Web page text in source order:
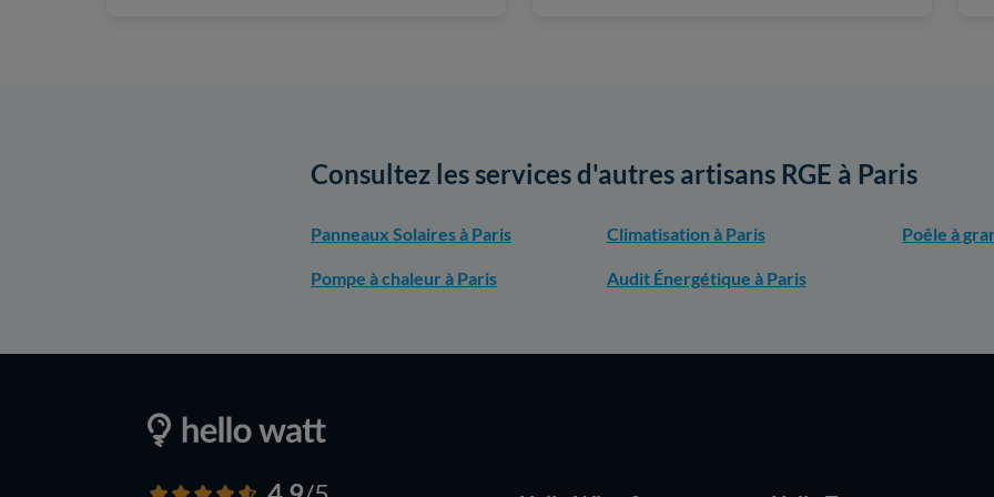
Consultez les services d'autres artisans RGE à Paris
Panneaux Solaires à Paris Climatisation à Paris Poêle à
Pompe à chaleur à Paris Audit Énergétique à Paris